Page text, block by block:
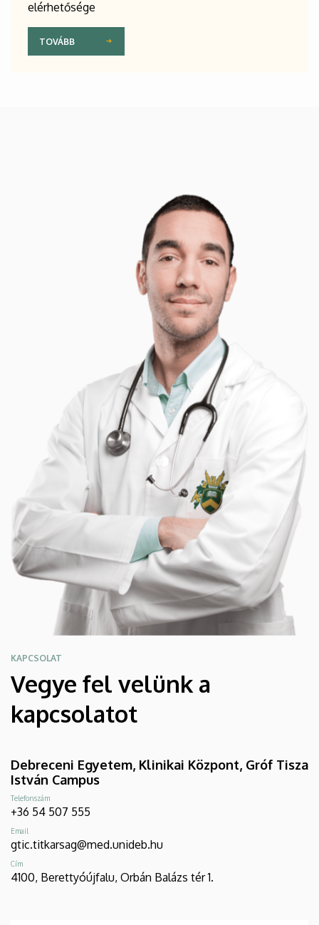
elérhetősége
TOVÁBB
KAPCSOLAT
Vegye fel velünk a
kapcsolatot
Debreceni Egyetem, Klinikai Központ, Gróf Tisza
István Campus
Telefonszám
+36 54 507 555
Email
gtic.titkarsag@med.unideb.hu
Cím
4100, Berettyóújfalu, Orbán Balázs tér 1.